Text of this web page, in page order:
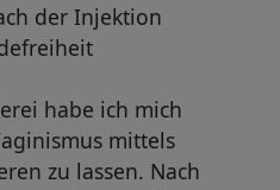
der Injektion
habe ich mich
mittels
zu lassen. Nach